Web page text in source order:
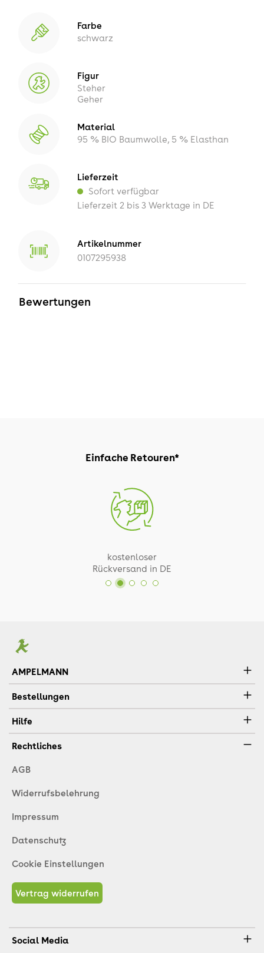
Farbe
schwarz
Figur
Steher
Geher
Material
95 % BIO Baumwolle, 5 % Elasthan
Lieferzeit
Sofort verfügbar
Lieferzeit 2 bis 3 Werktage in DE
Artikelnummer
0107295938
Bewertungen
Einfache Retouren*
kostenloser
Rückversand in DE
AMPELMANN
Bestellungen
Hilfe
Rechtliches
AGB
Widerrufsbelehrung
Impressum
Datenschutz
Cookie Einstellungen
Vertrag widerrufen
Social Media